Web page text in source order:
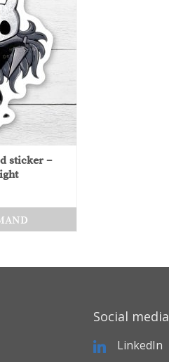
sticker –
Social
LinkedIn